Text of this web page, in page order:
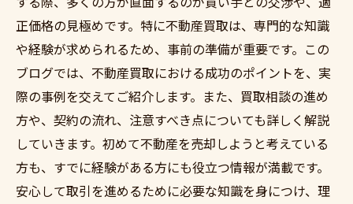
正価格の見極めです。特に不動産買取は、専門的な知識
や経験が求められるため、事前の準備が重要です。この
ブログでは、不動産買取における成功のポイントを、実
際の事例を交えてご紹介します。また、買取相談の進め
方や、契約の流れ、注意すべき点についても詳しく解説
していきます。初めて不動産を売却しようと考えている
方も、すでに経験がある方にも役立つ情報が満載です。
安心して取引を進めるために必要な知識を身につけ、理